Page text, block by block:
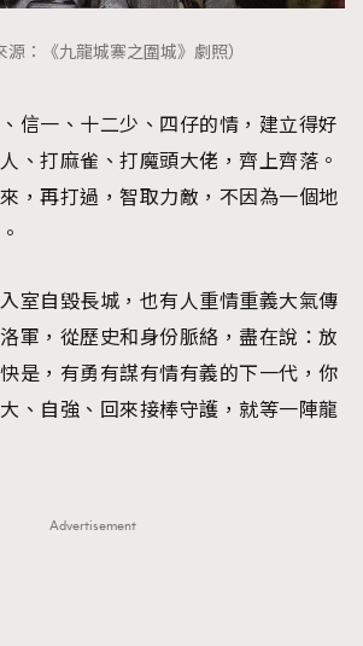
源：《九龍城寨之圍城》劇照）
信一、十二少、四仔的情，建立得好
、打麻雀、打魔頭大佬，齊上齊落。
，再打過，智取力敵，不因為一個地
室自毀長城，也有人重情重義大氣傳
軍，從歷史和身份脈絡，盡在說：放
是，有勇有謀有情有義的下一代，你
、自強、回來接棒守護，就等一陣龍
Advertisement